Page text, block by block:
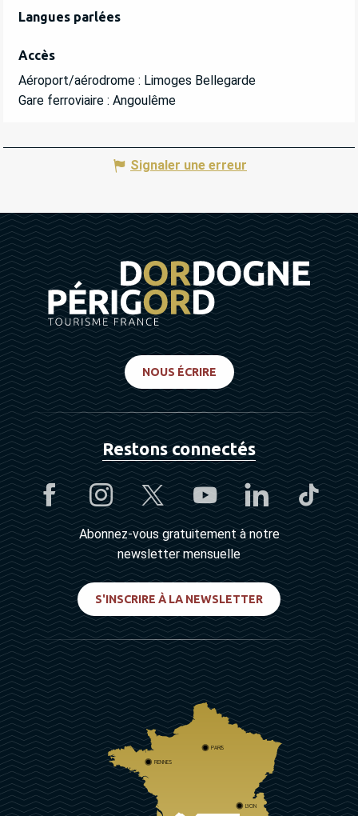
Langues parlées
Langues parlées
Accès
Accès
Aéroport/aérodrome : Limoges Bellegarde
Gare ferroviaire : Angoulême
Signaler une erreur
NOUS ÉCRIRE
Restons connectés
Abonnez-vous gratuitement à notre
newsletter mensuelle
S'INSCRIRE À LA NEWSLETTER
PARIS
RENNES
LYON